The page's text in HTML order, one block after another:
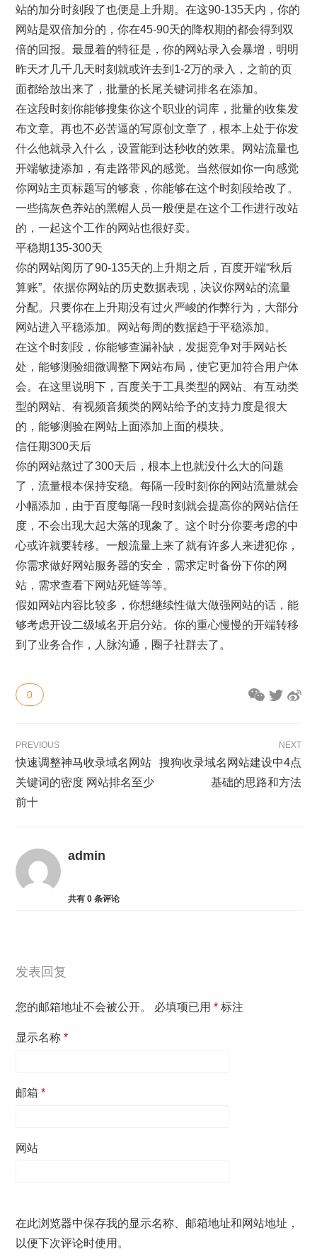
站的加分时刻段了也便是上升期。在这90-135天内，你的
网站是双倍加分的，你在45-90天的降权期的都会得到双
倍的回报。最显着的特征是，你的网站录入会暴增，明明
昨天才几千几天时刻就或许去到1-2万的录入，之前的页
面都给放出来了，批量的长尾关键词排名在添加。
在这段时刻你能够搜集你这个职业的词库，批量的收集发
布文章。再也不必苦逼的写原创文章了，根本上处于你发
什么他就录入什么，设置能到达秒收的效果。网站流量也
开端敏捷添加，有走路带风的感觉。当然假如你一向感觉
你网站主页标题写的够衰，你能够在这个时刻段给改了。
一些搞灰色养站的黑帽人员一般便是在这个工作进行改站
的，一起这个工作的网站也很好卖。
平稳期135-300天
你的网站阅历了90-135天的上升期之后，百度开端“秋后
算账”。依据你网站的历史数据表现，决议你网站的流量
分配。只要你在上升期没有过火严峻的作弊行为，大部分
网站进入平稳添加。网站每周的数据趋于平稳添加。
在这个时刻段，你能够查漏补缺，发掘竞争对手网站长
处，能够测验细微调整下网站布局，使它更加符合用户体
会。在这里说明下，百度关于工具类型的网站、有互动类
型的网站、有视频音频类的网站给予的支持力度是很大
的，能够测验在网站上面添加上面的模块。
信任期300天后
你的网站熬过了300天后，根本上也就没什么大的问题
了，流量根本保持安稳。每隔一段时刻你的网站流量就会
小幅添加，由于百度每隔一段时刻就会提高你的网站信任
度，不会出现大起大落的现象了。这个时分你要考虑的中
心或许就要转移。一般流量上来了就有许多人来进犯你，
你需求做好网站服务器的安全，需求定时备份下你的网
站，需求查看下网站死链等等。
假如网站内容比较多，你想继续性做大做强网站的话，能
够考虑开设二级域名开启分站。你的重心慢慢的开端转移
到了业务合作，人脉沟通，圈子社群去了。
0
PREVIOUS
快速调整神马收录域名网站
关键词的密度 网站排名至少
前十
NEXT
搜狗收录域名网站建设中4点
基础的思路和方法
admin
共有0 条评论
发表回复
您的邮箱地址不会被公开。 必填项已用* 标注
显示名称*
邮箱*
网站
在此浏览器中保存我的显示名称、邮箱地址和网站地址，
以便下次评论时使用。